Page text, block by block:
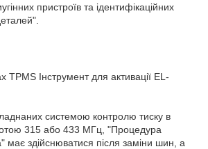
пристроїв та ідентифікаційних
TPMS Інструмент для активації EL-
системою контролю тиску в
315 або 433 МГц, "Процедура
має здійснюватися після заміни шин, а